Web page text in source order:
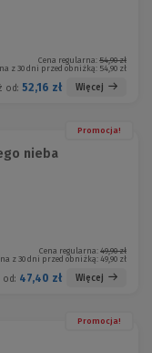
Cena regularna: 54,90 zł
z 30 dni przed obniżką: 54,90 zł
od: 52,16 zł Więcej
Promocja!
nieba
Cena regularna: 49,90 zł
z 30 dni przed obniżką: 49,90 zł
od: 47,40 zł Więcej
Promocja!